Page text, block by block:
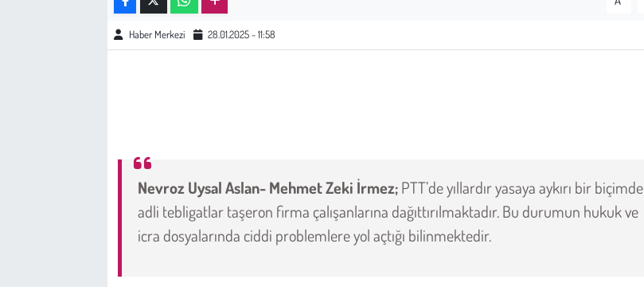
Haber Merkezi 28.01.2025 - 11:58
Nevroz Uysal Aslan- Mehmet Zeki İrmez;PTT’de yıllardır yasaya aykırı bir biçimde
adli tebligatlar taşeron firma çalışanlarına dağıttırılmaktadır. Bu durumun hukuk ve
icra dosyalarında ciddi problemlere yol açtığı bilinmektedir.